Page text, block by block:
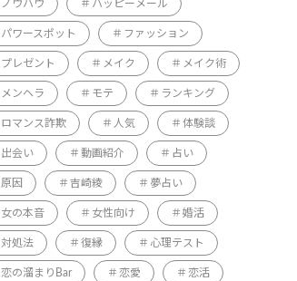
ノウハウ ハッピーメール
パワースポット ファッション
プレゼント メイク メイク術
メンヘラ モテ ランキング
ロマンス詐欺 人気 体験談
出会い 動画紹介 占い
原因 吉崎綾 夢占い
女の本音 女性向け 婚活
対処法 復縁 心理テスト
恋の溜まりBar 恋愛 恋活